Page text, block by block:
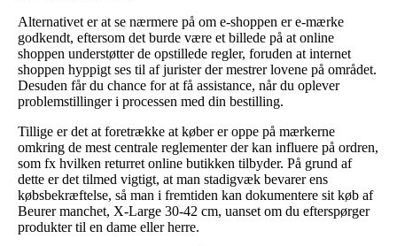
Alternativet er at se nærmere på om e-shoppen er e-mærke
godkendt, eftersom det burde være et billede på at online
shoppen understøtter de opstillede regler, foruden at internet
shoppen hyppigt ses til af jurister der mestrer lovene på området.
Desuden får du chance for at få assistance, når du oplever
problemstillinger i processen med din bestilling.
Tillige er det at foretrække at køber er oppe på mærkerne
omkring de mest centrale reglementer der kan influere på ordren,
som fx hvilken returret online butikken tilbyder. På grund af
dette er det tilmed vigtigt, at man stadigvæk bevarer ens
købsbekræftelse, så man i fremtiden kan dokumentere sit køb af
Beurer manchet, X-Large 30-42 cm, uanset om du efterspørger
produkter til en dame eller herre.